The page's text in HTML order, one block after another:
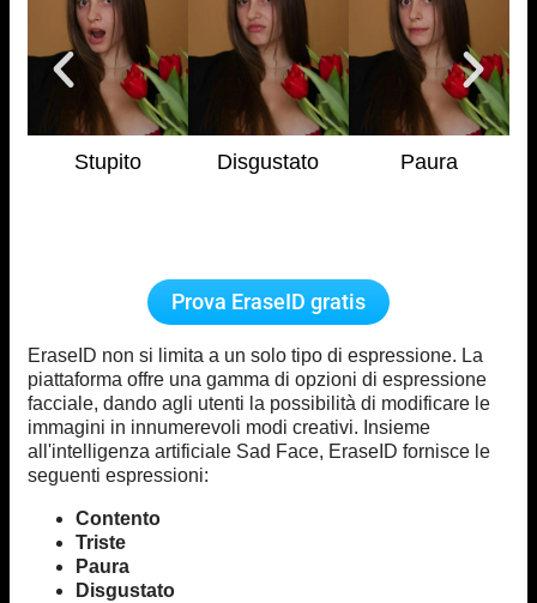
Stupito Disgustato Paura
Prova EraseID gratis
EraseID non si limita a un solo tipo di espressione. La
piattaforma offre una gamma di opzioni di espressione
facciale, dando agli utenti la possibilità di modificare le
immagini in innumerevoli modi creativi. Insieme
all'intelligenza artificiale Sad Face, EraseID fornisce le
seguenti espressioni:
Contento
Triste
Paura
Disgustato